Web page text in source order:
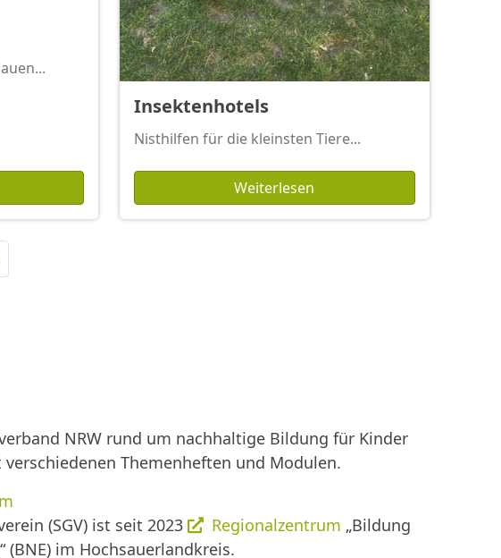
NRW rund um nachhaltige Bildung für Kinder
verschiedenen Themenheften und Modulen.
(SGV) ist seit 2023
Regionalzentrum „Bildung
im Hochsauerlandkreis.
Insektenhotels
Nisthilfen für die kleinsten Tiere...
Weiterlesen